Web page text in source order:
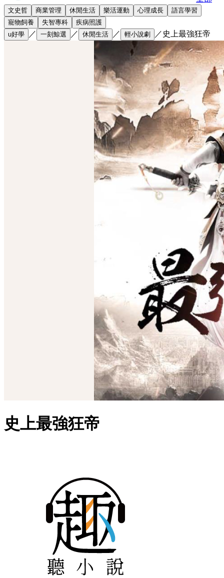
文史哲 商業管理 休閒生活 樂活運動 心理成長
語言學習
寵物飼養
失智專科
疾病照護
u好學
／ 一刻鯨選 ／ 休閒生活 ／ 輕小說劇 ／ 史上最強狂帝
史上最強狂帝